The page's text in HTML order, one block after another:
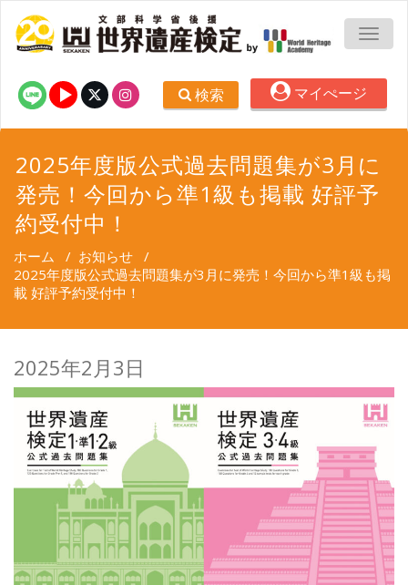
検索 マイぺージ
2025年度版公式過去問題集が3月に
発売！今回から準1級も掲載 好評予
約受付中！
ホーム / お知らせ /
2025年度版公式過去問題集が3月に発売！今回から準1級も掲
載 好評予約受付中！
2025年2月3日